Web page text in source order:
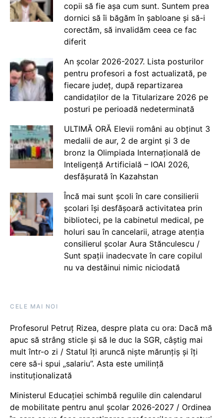
copii să fie așa cum sunt. Suntem prea
dornici să îi băgăm în șabloane și să-i
corectăm, să invalidăm ceea ce fac
diferit
An școlar 2026-2027. Lista posturilor
pentru profesori a fost actualizată, pe
fiecare județ, după repartizarea
candidaților de la Titularizare 2026 pe
posturi pe perioadă nedeterminată
ULTIMĂ ORĂ Elevii români au obținut 3
medalii de aur, 2 de argint și 3 de
bronz la Olimpiada Internațională de
Inteligență Artificială – IOAI 2026,
desfășurată în Kazahstan
Încă mai sunt școli în care consilierii
școlari își desfășoară activitatea prin
biblioteci, pe la cabinetul medical, pe
holuri sau în cancelarii, atrage atenția
consilierul școlar Aura Stănculescu /
Sunt spații inadecvate în care copilul
nu va destăinui nimic niciodată
CELE MAI NOI
Profesorul Petruț Rizea, despre plata cu ora: Dacă mă
apuc să strâng sticle și să le duc la SGR, câștig mai
mult într-o zi / Statul îți aruncă niște mărunțiș și îți
cere să-i spui „salariu”. Asta este umilință
instituționalizată
Ministerul Educației schimbă regulile din calendarul
de mobilitate pentru anul școlar 2026-2027 / Ordinea